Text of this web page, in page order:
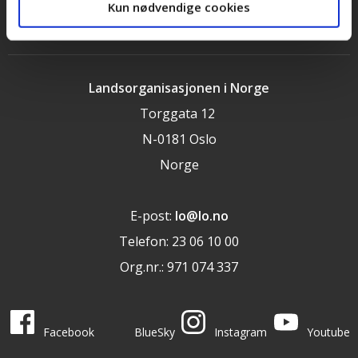
Kun nødvendige cookies
Landsorganisasjonen i Norge
Torggata 12
N-0181 Oslo
Norge
E-post: lo@lo.no
Telefon: 23 06 10 00
Org.nr.: 971 074 337
LOs handlingsprogram og uttalelser 2025
LO i sosiale medier
Facebook
BlueSky
Instagram
Youtube